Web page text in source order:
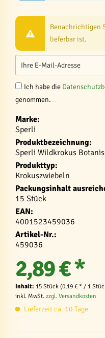
Benachrichtigen
lieferbar ist.
Ich habe die
genommen.
Marke:
Sperli
Produktbezeichnung:
Sperli Wildkrokus
Produkttyp:
Krokuszwiebeln
Packungsinhalt
15 Stück
EAN:
4001523459036
Artikel-Nr.:
459036
2,89 € *
Inhalt: 15 Stück (0,19 € * / 1
inkl. MwSt. zzgl. Versandkosten
Lieferzeit ca. 10 Tage